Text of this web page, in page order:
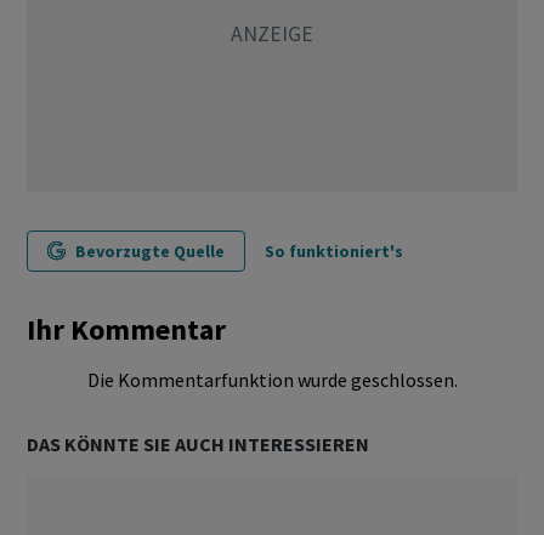
Bevorzugte Quelle So funktioniert's
Ihr Kommentar
Die Kommentarfunktion wurde geschlossen.
DAS KÖNNTE SIE AUCH INTERESSIEREN